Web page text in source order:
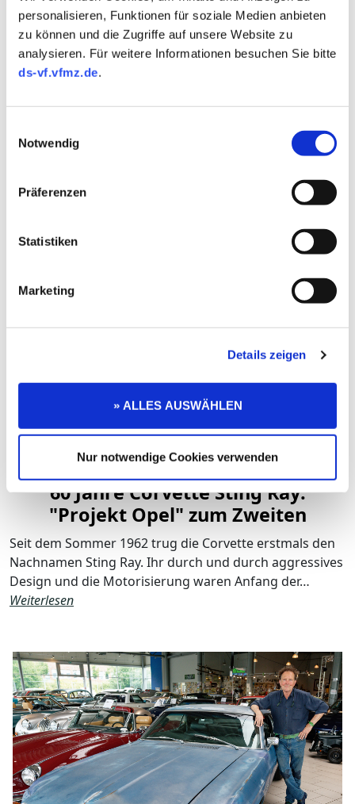
personalisieren, Funktionen für soziale Medien anbieten
zu können und die Zugriffe auf unsere Website zu
analysieren. Für weitere Informationen besuchen Sie bitte
ds-vf.vfmz.de.
Notwendig
Präferenzen
Statistiken
Marketing
Details zeigen
» ALLES AUSWÄHLEN
Nur notwendige Cookies verwenden
vs Ford Mustang Shelby
GT500 42 AMERICAN
Lassen wir’s nochmal krachen, bevor Elon
Chevrolet Camaro ZL1 1LE und Shelby GT
WEITERLESEN…
MEILENSTEINE
60 Jahre Corvette Sting Ray:
"Projekt Opel" zum Zweiten
Seit dem Sommer 1962 trug die Corvette erstmals den
Nachnamen Sting Ray. Ihr durch und durch aggressives
Design und die Motorisierung waren Anfang der…
Weiterlesen